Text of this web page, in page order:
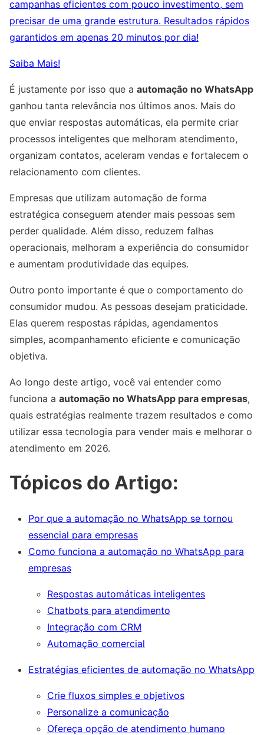
campanhas eficientes com pouco investimento, sem
precisar de uma grande estrutura. Resultados rápidos
garantidos em apenas 20 minutos por dia!
Saiba Mais!
É justamente por isso que a automação no WhatsApp
ganhou tanta relevância nos últimos anos. Mais do
que enviar respostas automáticas, ela permite criar
processos inteligentes que melhoram atendimento,
organizam contatos, aceleram vendas e fortalecem o
relacionamento com clientes.
Empresas que utilizam automação de forma
estratégica conseguem atender mais pessoas sem
perder qualidade. Além disso, reduzem falhas
operacionais, melhoram a experiência do consumidor
e aumentam produtividade das equipes.
Outro ponto importante é que o comportamento do
consumidor mudou. As pessoas desejam praticidade.
Elas querem respostas rápidas, agendamentos
simples, acompanhamento eficiente e comunicação
objetiva.
Ao longo deste artigo, você vai entender como
funciona a automação no WhatsApp para empresas,
quais estratégias realmente trazem resultados e como
utilizar essa tecnologia para vender mais e melhorar o
atendimento em 2026.
Tópicos do Artigo:
Por que a automação no WhatsApp se tornou
essencial para empresas
Como funciona a automação no WhatsApp para
empresas
Respostas automáticas inteligentes
Chatbots para atendimento
Integração com CRM
Automação comercial
Estratégias eficientes de automação no WhatsApp
Crie fluxos simples e objetivos
Personalize a comunicação
Ofereça opção de atendimento humano